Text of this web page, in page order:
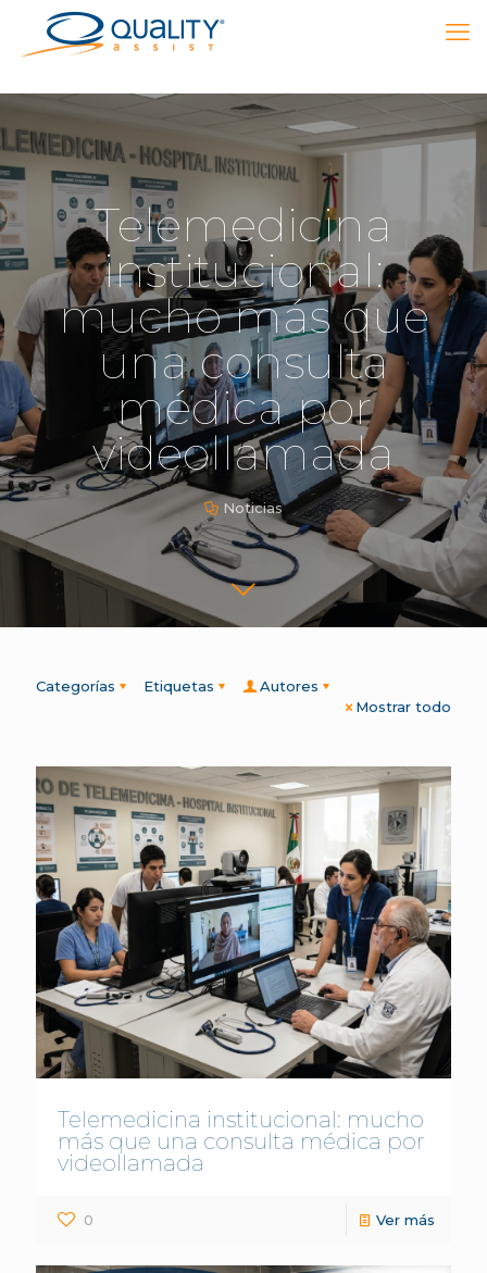
Telemedicina
institucional:
mucho más que
una consulta
médica por
videollamada
Noticias
Categorías Etiquetas
Autores
Mostrar todo
Telemedicina institucional: mucho
más que una consulta médica por
videollamada
0 Ver más